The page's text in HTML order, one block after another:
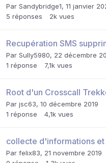
Par Sandybridge1, 11 janvier
5 réponses 2k vues
Recupération SMS
Par Sully5980, 22 décembre
1 réponse 7,1k vues
Root d'un Crosscall
Par jsc63, 10 décembre 2019
1 réponse 4,1k vues
collecte d'informations
Par felix83, 21 novembre 2019